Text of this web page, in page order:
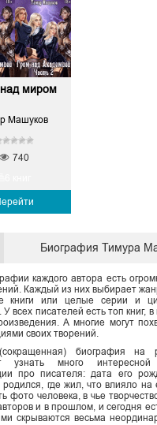
миром
Машуков
740
Биография Тимура
каждого автора есть
Каждый из них выбирает
книги или целые серии и
У всех писателей есть топ книг,
А многие могут
своих творений.
биография на
узнать много
про писателя: дата его
где жил, что влияло на
фото человека, в чье
и в прошлом, и сегодня
скрываются весьма